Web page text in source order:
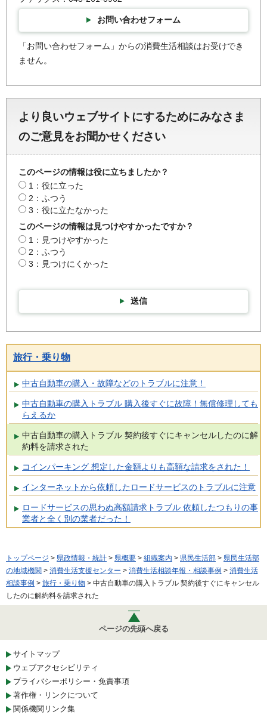
お問い合わせフォーム
「お問い合わせフォーム」からの消費生活相談はお受けでき
ません。
より良いウェブサイトにするためにみなさま
のご意見をお聞かせください
このページの情報は役に立ちましたか？
1：役に立った
2：ふつう
3：役に立たなかった
このページの情報は見つけやすかったですか？
1：見つけやすかった
2：ふつう
3：見つけにくかった
送信
旅行・乗り物
中古自動車の購入・故障などのトラブルに注意！
中古自動車の購入トラブル 購入後すぐに故障！無償修理しても
らえるか
中古自動車の購入トラブル 契約後すぐにキャンセルしたのに解
約料を請求された
コインパーキング 想定した金額よりも高額な請求をされた！
インターネットから依頼したロードサービスのトラブルに注意
ロードサービスの思わぬ高額請求トラブル 依頼したつもりの事
業者と全く別の業者だった！
トップページ > 県政情報・統計 > 県概要 > 組織案内 > 県民生活部 > 県民生活部
の地域機関 > 消費生活支援センター > 消費生活相談年報・相談事例 > 消費生活
相談事例 > 旅行・乗り物 > 中古自動車の購入トラブル 契約後すぐにキャンセル
したのに解約料を請求された
ページの先頭へ戻る
サイトマップ
ウェブアクセシビリティ
プライバシーポリシー・免責事項
著作権・リンクについて
関係機関リンク集